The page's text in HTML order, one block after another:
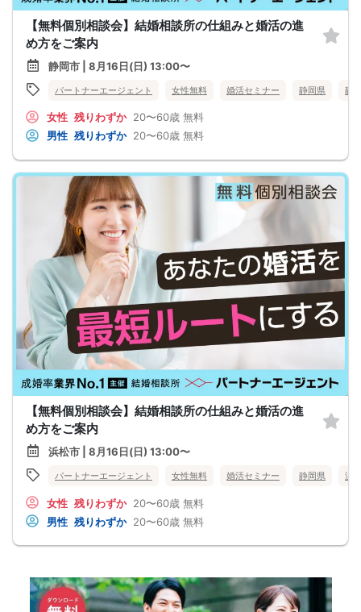
【無料個別相談会】結婚相談所の仕組みと婚活の進
め方をご案内
静岡市 | 8月16日(日) 13:00〜
パートナーエージェント 女性無料 婚活セミナー 静岡県 静
女性 残りわずか 20〜60歳 無料
男性 残りわずか 20〜60歳 無料
【無料個別相談会】結婚相談所の仕組みと婚活の進
め方をご案内
浜松市 | 8月16日(日) 13:00〜
パートナーエージェント 女性無料 婚活セミナー 静岡県 浜
女性 残りわずか 20〜60歳 無料
男性 残りわずか 20〜60歳 無料